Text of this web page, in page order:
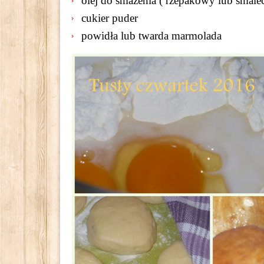
cukier puder
powidła lub twarda marmolada